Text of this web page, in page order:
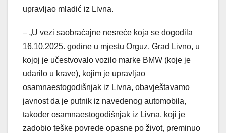
upravljao mladić iz Livna.
– „U vezi saobraćajne nesreće koja se dogodila
16.10.2025. godine u mjestu Orguz, Grad Livno, u
kojoj je učestvovalo vozilo marke BMW (koje je
udarilo u krave), kojim je upravljao
osamnaestogodišnjak iz Livna, obavještavamo
javnost da je putnik iz navedenog automobila,
također osamnaestogodišnjak iz Livna, koji je
zadobio teške povrede opasne po život, preminuo